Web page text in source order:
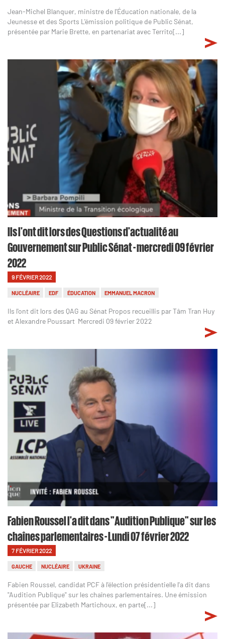
Jean-Michel Blanquer, ministre de l'Éducation nationale, de la
Jeunesse et des Sports L'émission politique de Public Sénat,
présentée par Marie Brette, en partenariat avec Territo[...]
Ils l'ont dit lors des Questions d'actualité au
Gouvernement sur Public Sénat - mercredi 09 février
2022
9 FÉVRIER 2022
NUCLÉAIRE EDF ÉDUCATION EMMANUEL MACRON
Ils l'ont dit lors des QAG au Sénat Propos recueillis par Tâm Tran Huy
et Alexandre Poussart Mercredi 09 février 2022
Fabien Roussel l'a dit dans "Audition Publique" sur les
chaînes parlementaires - Lundi 07 février 2022
7 FÉVRIER 2022
GAUCHE NUCLÉAIRE UKRAINE
Fabien Roussel, candidat PCF à l'élection présidentielle l'a dit dans
"Audition Publique" sur les chaînes parlementaires. Une émission
présentée par Elizabeth Martichoux, en parte[...]